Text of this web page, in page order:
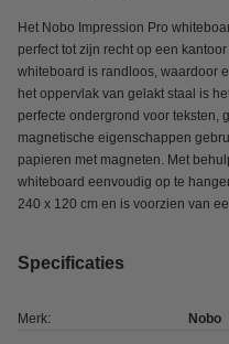
Het Nobo Impression Pro
perfect tot zijn recht op een
whiteboard is randloos, waardoor
het oppervlak van gelakt staal is
perfecte ondergrond voor teksten,
magnetische eigenschappen
papieren met magneten. Met
whiteboard eenvoudig op te
240 x 120 cm en is voorzien van
Specificaties
Merk: Nobo